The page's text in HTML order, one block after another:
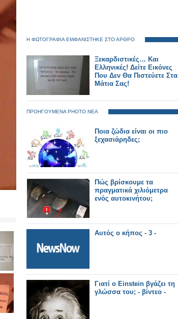
Η ΦΩΤΟΓΡΑΦΙΑ ΕΜΦΑΝΙΣΤΗΚΕ ΣΤΟ ΑΡΘΡΟ
Ξεκαρδιστικές… Και
Ελληνικές! Δείτε Εικόνες
Που Δεν Θα Πιστεύετε Στα
Μάτια Σας!
ΠΡΟΗΓΟΥΜΕΝΑ PHOTO ΝΕΑ
Ποια ζώδια είναι οι πιο
ξεχασιάρηδες;
Πώς βρίσκουμε τα
πραγματικά χιλιόμετρα
ενός αυτοκινήτου;
Αυτός ο κήπος - 3 -
Γιατί ο Einstein βγάζει τη
γλώσσα του; - βίντεο -